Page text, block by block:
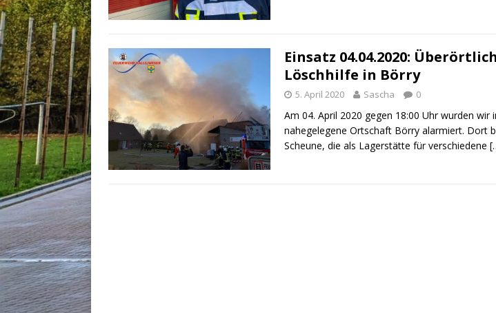
Einsatz 04.04.2020:
Löschhilfe in Börry
5. April 2020 Sascha 0
Am 04. April 2020 gegen 18:00 Uhr wurden wir
nahegelegene Ortschaft Börry alarmiert. Dort
Scheune, die als Lagerstätte für verschiedene